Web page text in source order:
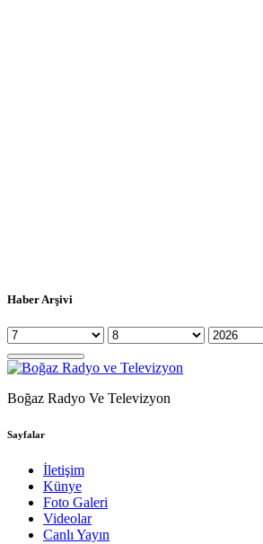
Haber Arşivi
Boğaz Radyo Ve Televizyon
Sayfalar
İletişim
Künye
Foto Galeri
Videolar
Canlı Yayın